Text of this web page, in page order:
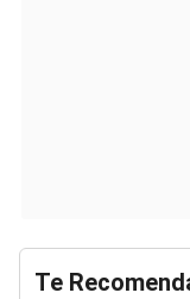
Te